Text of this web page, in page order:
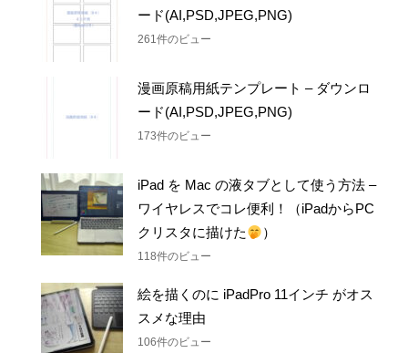
ード(AI,PSD,JPEG,PNG)
261件のビュー
漫画原稿用紙テンプレート – ダウンロ
ード(AI,PSD,JPEG,PNG)
173件のビュー
iPad を Mac の液タブとして使う方法 –
ワイヤレスでコレ便利！（iPadからPC
クリスタに描けた
）
118件のビュー
絵を描くのに iPadPro 11インチ がオス
スメな理由
106件のビュー